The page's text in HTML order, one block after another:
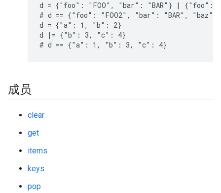
d = {"foo": "FOO", "bar": "BAR"} | {"foo":
# d == {"foo": "FOO2", "bar": "BAR", "baz":
d = {"a": 1, "b": 2}
d |= {"b": 3, "c": 4}
# d == {"a": 1, "b": 3, "c": 4}
成员
clear
get
items
keys
pop